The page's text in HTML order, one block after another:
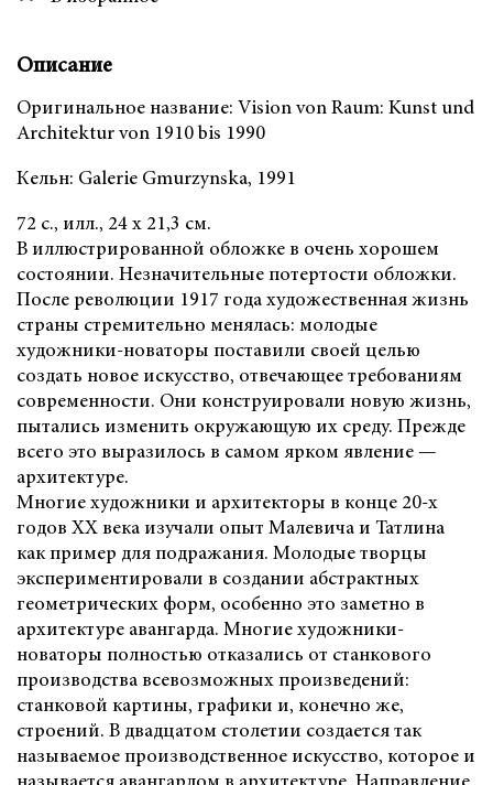
Описание
Оригинальное название: Vision von Raum: Kunst und
Architektur von 1910 bis 1990
Кельн: Galerie Gmurzynska, 1991
72 с., илл., 24 х 21,3 см.
В иллюстрированной обложке в очень хорошем
состоянии. Незначительные потертости обложки.
После революции 1917 года художественная жизнь
страны стремительно менялась: молодые
художники-новаторы поставили своей целью
создать новое искусство, отвечающее требованиям
современности. Они конструировали новую жизнь,
пытались изменить окружающую их среду. Прежде
всего это выразилось в самом ярком явление —
архитектуре.
Многие художники и архитекторы в конце 20-х
годов ХХ века изучали опыт Малевича и Татлина
как пример для подражания. Молодые творцы
экспериментировали в создании абстрактных
геометрических форм, особенно это заметно в
архитектуре авангарда. Многие художники-
новаторы полностью отказались от станкового
производства всевозможных произведений:
станковой картины, графики и, конечно же,
строений. В двадцатом столетии создается так
называемое производственное искусство, которое и